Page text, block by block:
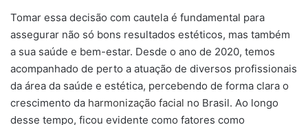
Tomar essa decisão com cautela é fundamental para
assegurar não só bons resultados estéticos, mas também
a sua saúde e bem-estar. Desde o ano de 2020, temos
acompanhado de perto a atuação de diversos profissionais
da área da saúde e estética, percebendo de forma clara o
crescimento da harmonização facial no Brasil. Ao longo
desse tempo, ficou evidente como fatores como